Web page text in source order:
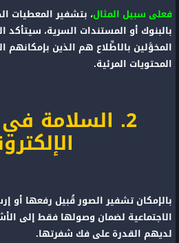
فعلى سبيل المثال، بتشفير المعطيات
بالبنوك أو المستندات السرية،
المخوَّلين بالاطِّلاع هم الذين
المحتويات المرئية.
2. السلامة
بالإمكان تشفير الصور قُبيل رفعها أو
الاجتماعية لضمان وصولها فقط إلى
لديهم القدرة على فك شفرتها.